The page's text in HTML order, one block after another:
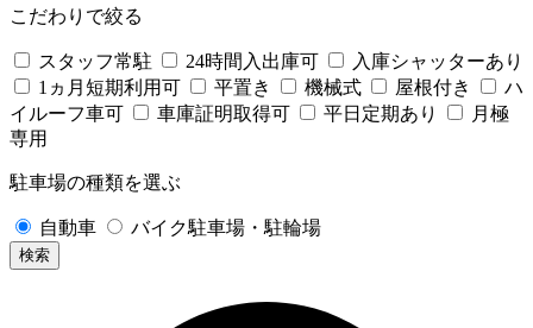
こだわりで絞る
スタッフ常駐 24時間入出庫可
入庫シャッターあり
1ヵ月短期利用可
平置き 機械式 屋根付き
ハ
イルーフ車可
車庫証明取得可 平日定期あり
月極
専用
駐車場の種類を選ぶ
自動車 バイク駐車場・駐輪場
検索